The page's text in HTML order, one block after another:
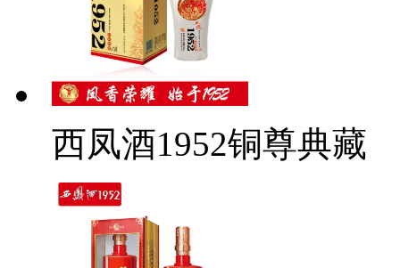
西凤酒1952铜尊典藏